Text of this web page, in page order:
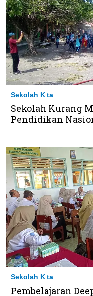
Sekolah Kita
Sekolah Kurang
Pendidikan
Sekolah Kita
Pembelajaran